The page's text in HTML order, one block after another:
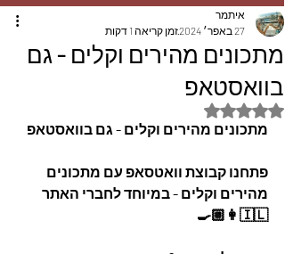
מתכונים מהירים וקלים - גם
בוואסטאפ
איתמר
27 באפר׳ 2024
זמן קריאה 1 דקות
דירוג של NaN מתוך 5 כוכבים
מתכונים מהירים וקלים - גם בוואסטאפ
פתחנו קבוצת וואטסאפ עם מתכונים
מהירים וקלים - במיוחד לחברי האתר
🇮🇱👩🏼‍🍳